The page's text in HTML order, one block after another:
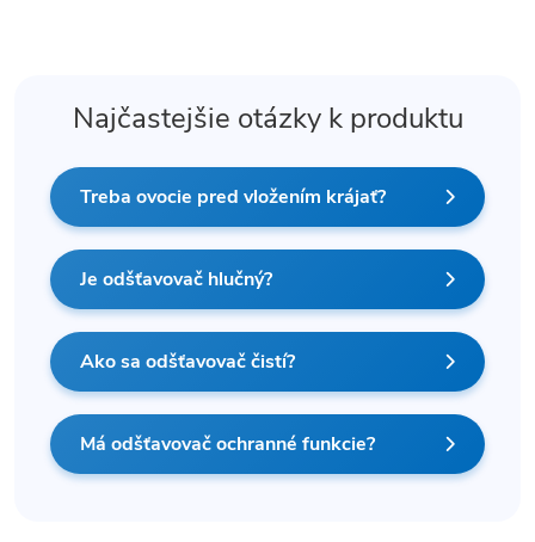
Najčastejšie otázky k produktu
Treba ovocie pred vložením krájať?
Je odšťavovač hlučný?
Ako sa odšťavovač čistí?
Má odšťavovač ochranné funkcie?